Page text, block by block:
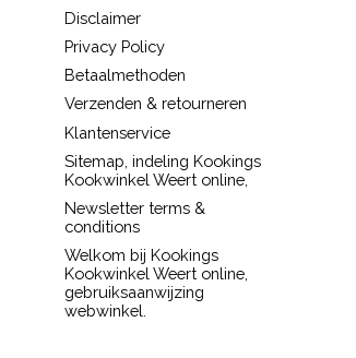
Disclaimer
Privacy Policy
Betaalmethoden
Verzenden & retourneren
Klantenservice
Sitemap, indeling Kookings
Kookwinkel Weert online,
Newsletter terms &
conditions
Welkom bij Kookings
Kookwinkel Weert online,
gebruiksaanwijzing
webwinkel.